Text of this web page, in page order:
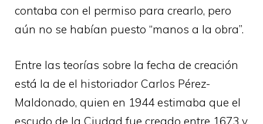
contaba con el permiso para crearlo, pero
aún no se habían puesto “manos a la obra”.
Entre las teorías sobre la fecha de creación
está la de el historiador Carlos Pérez-
Maldonado, quien en 1944 estimaba que el
escudo de la Ciudad fue creado entre 1673 y